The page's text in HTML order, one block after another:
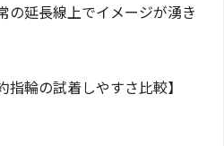
の延長線上でイメージが湧き
指輪の試着しやすさ比較】